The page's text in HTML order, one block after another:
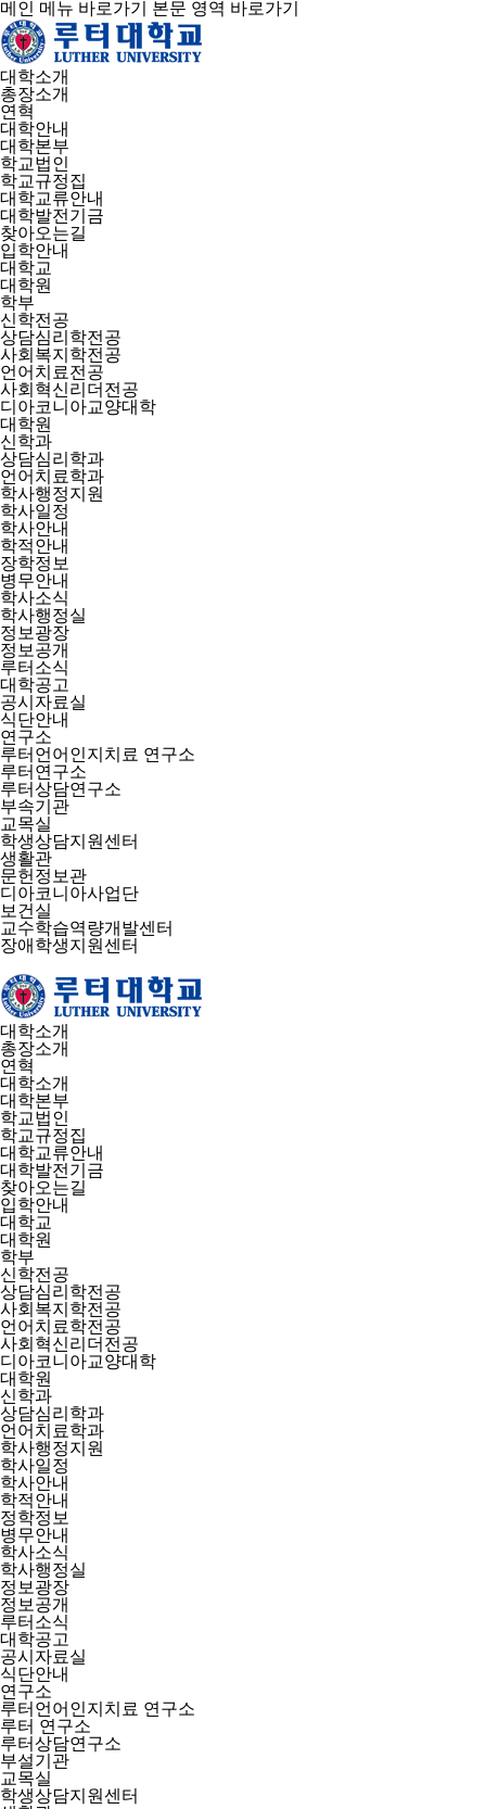
메인 메뉴 바로가기 본문 영역 바로가기
대학소개
총장소개
연혁
대학안내
대학본부
학교법인
학교규정집
대학교류안내
대학발전기금
찾아오는길
입학안내
대학교
대학원
학부
신학전공
상담심리학전공
사회복지학전공
언어치료전공
사회혁신리더전공
디아코니아교양대학
대학원
신학과
상담심리학과
언어치료학과
학사행정지원
학사일정
학사안내
학적안내
장학정보
병무안내
학사소식
학사행정실
정보광장
정보공개
루터소식
대학공고
공시자료실
식단안내
연구소
루터언어인지치료 연구소
루터연구소
루터상담연구소
부속기관
교목실
학생상담지원센터
생활관
문헌정보관
디아코니아사업단
보건실
교수학습역량개발센터
장애학생지원센터
대학소개
총장소개
연혁
대학소개
대학본부
학교법인
학교규정집
대학교류안내
대학발전기금
찾아오는길
입학안내
대학교
대학원
학부
신학전공
상담심리학전공
사회복지학전공
언어치료학전공
사회혁신리더전공
디아코니아교양대학
대학원
신학과
상담심리학과
언어치료학과
학사행정지원
학사일정
학사안내
학적안내
정학정보
병무안내
학사소식
학사행정실
정보광장
정보공개
루터소식
대학공고
공시자료실
식단안내
연구소
루터언어인지치료 연구소
루터 연구소
루터상담연구소
부설기관
교목실
학생상담지원센터